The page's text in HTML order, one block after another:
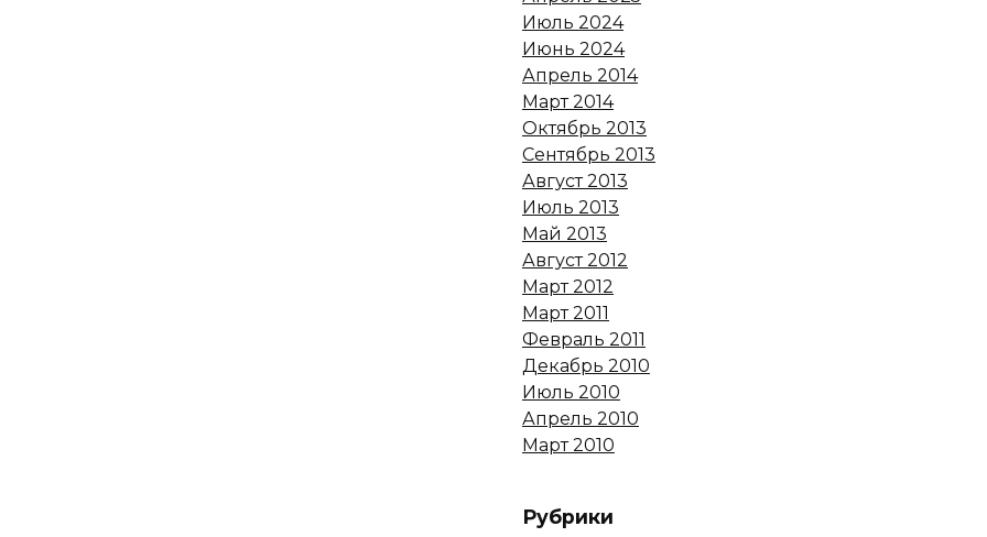
Июль 2024
Июнь 2024
Апрель 2014
Март 2014
Октябрь 2013
Сентябрь 2013
Август 2013
Июль 2013
Май 2013
Август 2012
Март 2012
Март 2011
Февраль 2011
Декабрь 2010
Июль 2010
Апрель 2010
Март 2010
Рубрики